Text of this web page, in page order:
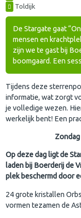
Toldijk
De Stargate gaat
mensen en
zijn we te gast bij
boomgaard. Een
Tijdens deze
informatie, wat zorgt
je volledige wezen.
werkelijk bent! Een
Zondag 29 juni
Op deze dag ligt de
laden bij Boerderij de
plek beschermd door
24 grote kristallen
vormen tezamen de